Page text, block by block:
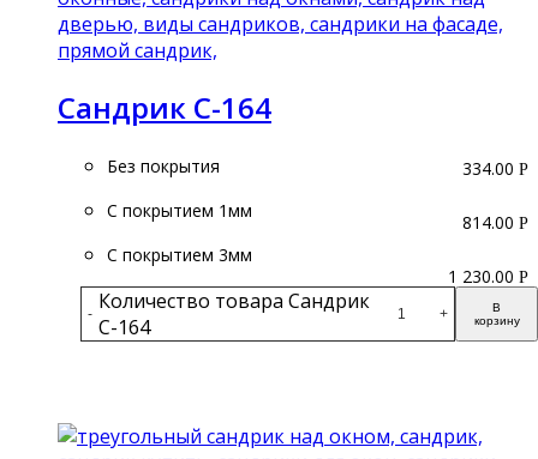
Сандрик С-164
Без покрытия
С покрытием 1мм
С покрытием 3мм
- Количество товара Сандрик
С-164
+
В
корзину
334.00 Р
814.00 Р
1 230.00 Р